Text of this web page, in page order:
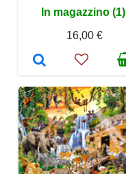
In magazzino (1)
16,00 €